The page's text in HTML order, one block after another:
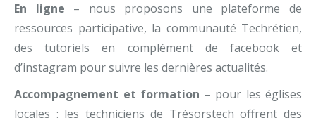
En ligne – nous proposons une plateforme de
ressources participative, la communauté Techrétien,
des tutoriels en complément de facebook et
d’instagram pour suivre les dernières actualités.
Accompagnement et formation – pour les églises
locales : les techniciens de Trésorstech offrent des